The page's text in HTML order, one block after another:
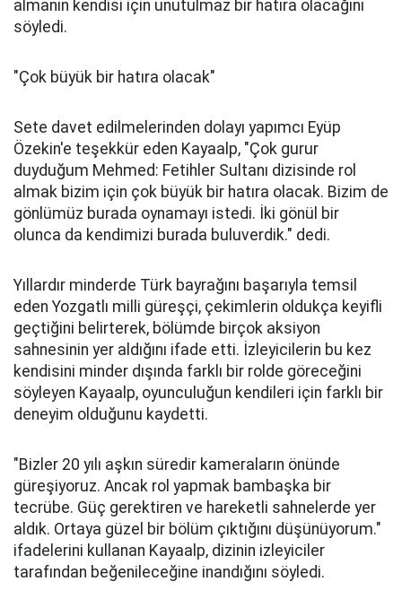
almanın kendisi için unutulmaz bir hatıra olacağını
söyledi.
"Çok büyük bir hatıra olacak"
Sete davet edilmelerinden dolayı yapımcı Eyüp
Özekin'e teşekkür eden Kayaalp, "Çok gurur
duyduğum Mehmed: Fetihler Sultanı dizisinde rol
almak bizim için çok büyük bir hatıra olacak. Bizim de
gönlümüz burada oynamayı istedi. İki gönül bir
olunca da kendimizi burada buluverdik." dedi.
Yıllardır minderde Türk bayrağını başarıyla temsil
eden Yozgatlı milli güreşçi, çekimlerin oldukça keyifli
geçtiğini belirterek, bölümde birçok aksiyon
sahnesinin yer aldığını ifade etti. İzleyicilerin bu kez
kendisini minder dışında farklı bir rolde göreceğini
söyleyen Kayaalp, oyunculuğun kendileri için farklı bir
deneyim olduğunu kaydetti.
"Bizler 20 yılı aşkın süredir kameraların önünde
güreşiyoruz. Ancak rol yapmak bambaşka bir
tecrübe. Güç gerektiren ve hareketli sahnelerde yer
aldık. Ortaya güzel bir bölüm çıktığını düşünüyorum."
ifadelerini kullanan Kayaalp, dizinin izleyiciler
tarafından beğenileceğine inandığını söyledi.